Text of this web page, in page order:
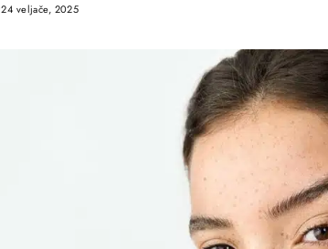
24 veljače, 2025